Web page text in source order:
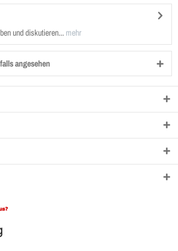
und diskutieren... mehr
angesehen